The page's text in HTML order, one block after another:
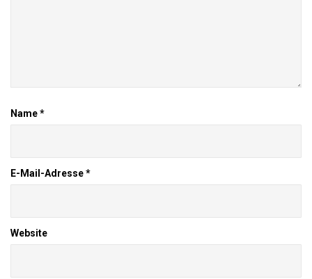
Name*
E-Mail-Adresse*
Website